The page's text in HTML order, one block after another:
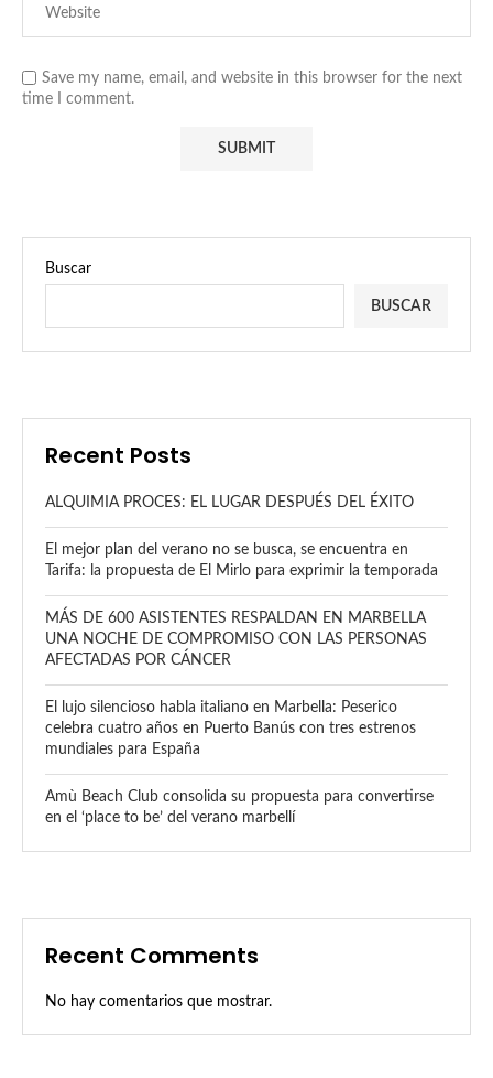
Save my name, email, and website in this browser for the next
time I comment.
Buscar
BUSCAR
Recent Posts
ALQUIMIA PROCES: EL LUGAR DESPUÉS DEL ÉXITO
El mejor plan del verano no se busca, se encuentra en
Tarifa: la propuesta de El Mirlo para exprimir la temporada
MÁS DE 600 ASISTENTES RESPALDAN EN MARBELLA
UNA NOCHE DE COMPROMISO CON LAS PERSONAS
AFECTADAS POR CÁNCER
El lujo silencioso habla italiano en Marbella: Peserico
celebra cuatro años en Puerto Banús con tres estrenos
mundiales para España
Amù Beach Club consolida su propuesta para convertirse
en el ‘place to be’ del verano marbellí
Recent Comments
No hay comentarios que mostrar.